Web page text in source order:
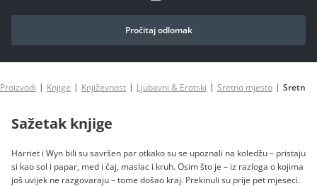
Pročitaj odlomak
Proizvodi Knjige Književnost Ljubavni & Erotski Sretno mjesto Sretno
Sažetak knjige
Harriet i Wyn bili su savršen par otkako su se upoznali na koledžu – pristaju
si kao sol i papar, med i čaj, maslac i kruh. Osim što je – iz razloga o kojima
još uvijek ne razgovaraju – tome došao kraj. Prekinuli su prije pet mjeseci.